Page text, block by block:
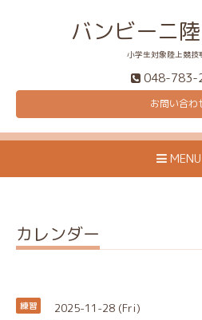
バンビーニ
小学生対象陸上競技
048-783-
お問い合わ
MENU
カレンダー
練習 2025-11-28 (Fri)